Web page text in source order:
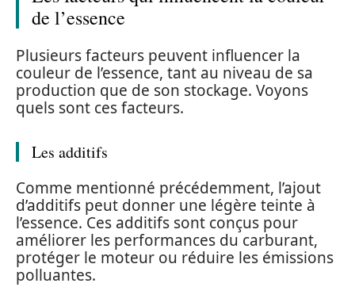
de l’essence
Plusieurs facteurs peuvent influencer la
couleur de l’essence, tant au niveau de sa
production que de son stockage. Voyons
quels sont ces facteurs.
Les additifs
Comme mentionné précédemment, l’ajout
d’additifs peut donner une légère teinte à
l’essence. Ces additifs sont conçus pour
améliorer les performances du carburant,
protéger le moteur ou réduire les émissions
polluantes.